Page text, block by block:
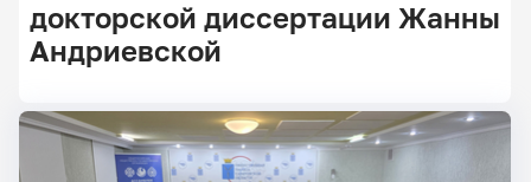
новости
докторской диссертации Жанны
Андриевской